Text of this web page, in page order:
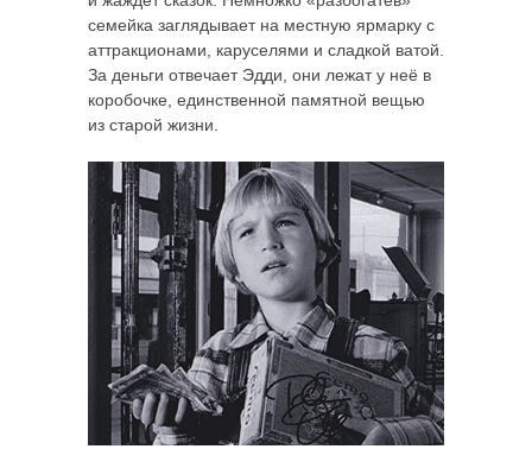
семейка заглядывает на местную ярмарку с
аттракционами, каруселями и сладкой ватой.
За деньги отвечает Эдди, они лежат у неё в
коробочке, единственной памятной вещью
из старой жизни.